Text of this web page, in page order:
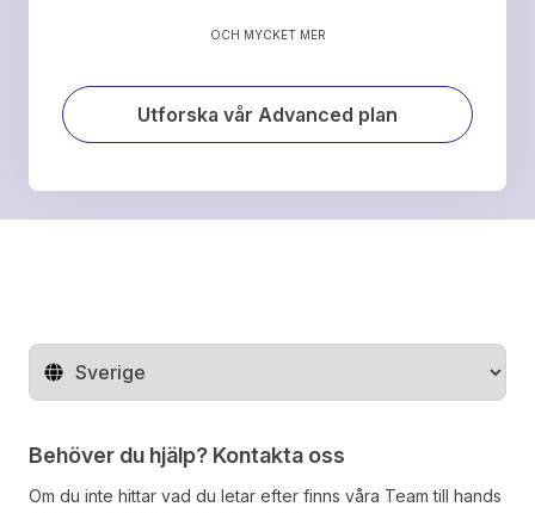
OCH MYCKET MER
Utforska vår Advanced plan
Byt land
Behöver du hjälp? Kontakta oss
Om du inte hittar vad du letar efter finns våra Team till hands